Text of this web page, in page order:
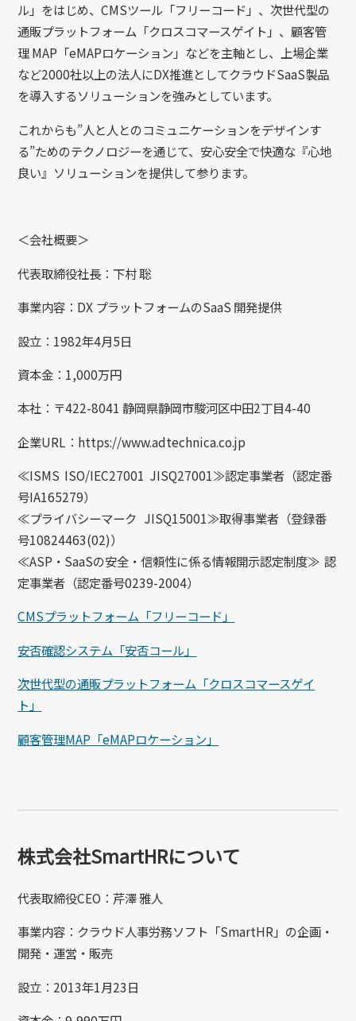
ル」をはじめ、CMSツール「フリーコード」、次世代型の
通販プラットフォーム「クロスコマースゲイト」、顧客管
理 MAP「eMAPロケーション」などを主軸とし、上場企業
など2000社以上の法人にDX推進としてクラウドSaaS製品
を導入するソリューションを強みとしています。
これからも”人と人とのコミュニケーションをデザインす
る”ためのテクノロジーを通じて、安心安全で快適な『心地
良い』ソリューションを提供して参ります。
＜会社概要＞
代表取締役社⻑：下村 聡
事業内容：DX プラットフォームのSaaS 開発提供
設⽴：1982年4⽉5⽇
資本⾦：1,000万円
本社：〒422-8041 静岡県静岡市駿河区中⽥2丁⽬4-40
企業URL：https://www.adtechnica.co.jp
≪ISMS ISO/IEC27001 JISQ27001≫認定事業者（認定番
号IA165279）
≪プライバシーマーク JISQ15001≫取得事業者（登録番
号10824463(02)）
≪ASP・SaaSの安全・信頼性に係る情報開⽰認定制度≫ 認
定事業者（認定番号0239-2004）
CMSプラットフォーム「フリーコード」
安否確認システム「安否コール」
次世代型の通販プラットフォーム「クロスコマースゲイ
ト」
顧客管理MAP「eMAPロケーション」
株式会社SmartHRについて
代表取締役CEO：芹澤 雅人
事業内容：クラウド人事労務ソフト「SmartHR」の企画・
開発・運営・販売
設立：2013年1月23日